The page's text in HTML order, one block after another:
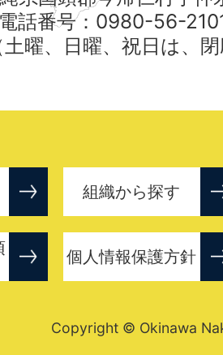
電話番号：0980-56-
土曜、日曜、祝日は、
組織から探す
個人情報保護方針
Copyright © Okinawa